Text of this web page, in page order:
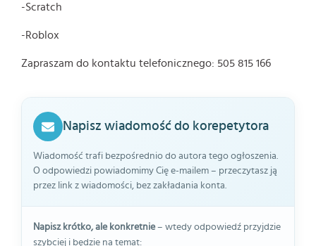
-Scratch
-Roblox
Zapraszam do kontaktu telefonicznego: 505 815 166
Napisz wiadomość do korepetytora
Wiadomość trafi bezpośrednio do autora tego ogłoszenia.
O odpowiedzi powiadomimy Cię e-mailem – przeczytasz ją
przez link z wiadomości, bez zakładania konta.
Napisz krótko, ale konkretnie– wtedy odpowiedź przyjdzie
szybciej i będzie na temat: